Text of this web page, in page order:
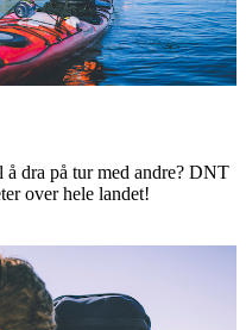
dra på tur med andre? DNT
over hele landet!